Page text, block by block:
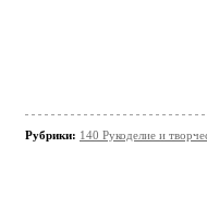
Рубрики: 140 Рукоделие и